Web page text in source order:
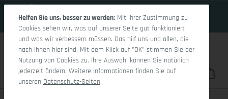
Du hast 0
Helfen Sie uns, besser zu werden: Mit Ihrer Zustimmung zu
Cookies sehen wir, was auf unserer Seite gut funktioniert
und was wir verbessern müssen. Das hilf uns und allen, die
nach Ihnen hier sind. Mit dem Klick auf "OK" stimmen Sie der
Nutzung von Cookies zu. Ihre Auswahl können Sie natürlich
jederzeit ändern. Weitere Informationen finden Sie auf
unseren Datenschutz-Seiten.